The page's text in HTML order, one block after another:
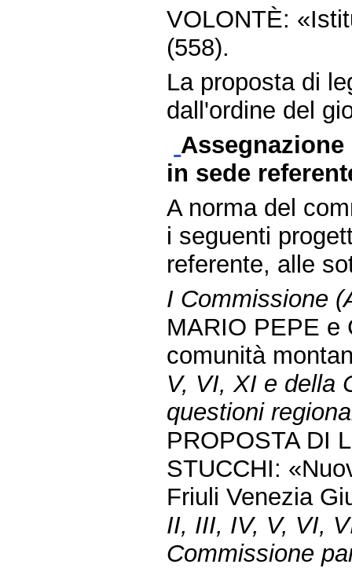
VOLONTÈ:
(558).
La proposta di
dall'ordine del
in sede
A norma del
i seguenti
referente, alle
I Commissione
MARIO PEPE e
comunità
V, VI, XI e della
questioni
PROPOSTA DI
STUCCHI:
Friuli Venezia
II, III, IV, V, VI,
Commissione